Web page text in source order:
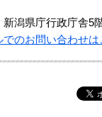
潟県庁行政庁舎5
でのお問い合わせは